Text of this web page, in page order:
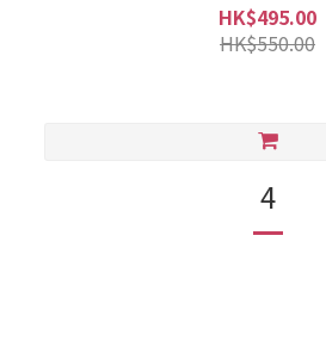
HK$495.00
HK$550.00
4